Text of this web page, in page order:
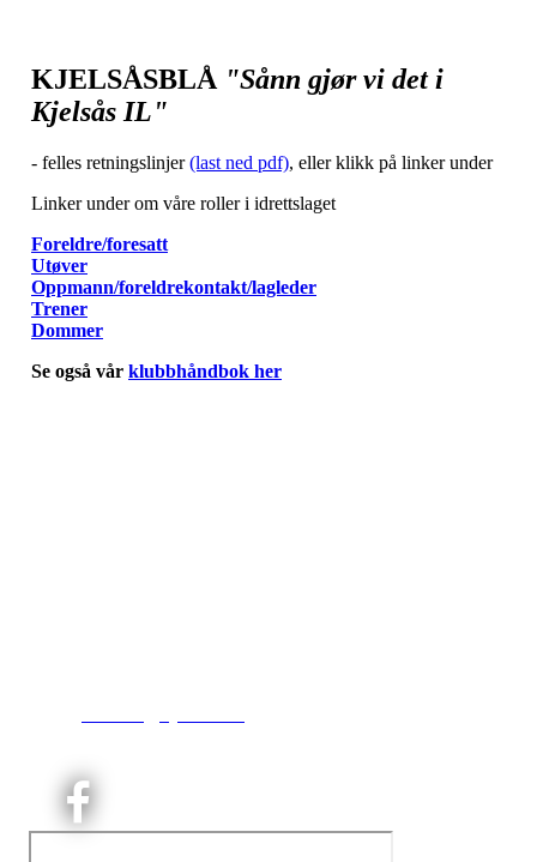
KJELSÅSBLÅ "Sånn gjør vi det i
Kjelsås IL"
- felles retningslinjer(last ned pdf), eller klikk på linker under
Linker under om våre roller i idrettslaget
Foreldre/foresatt
Utøver
Oppmann/foreldrekontakt/lagleder
Trener
Dommer
Se også vår klubbhåndbok her